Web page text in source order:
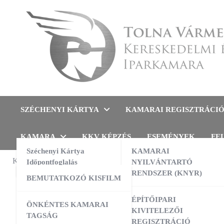
Tolna Vármegyei
SZÉCHENYI KÁRTYA
Széchenyi Kártya
Időpontfoglalás
KAMARAI REGISZTRÁCIÓ
KAMARAI
NYILVÁNTARTÓ
RENDSZER (KNYR)
ÉPÍTŐIPARI
KIVITELEZŐI
REGISZTRÁCIÓ
KAMARA
BEMUTATKOZÓ KISFILM
ÖNKÉNTES KAMARAI
TAGSÁG
KKV KÉPZÉS ESEMÉNYEK
A
KAMARAI ESEMÉNYEK
AI a nyelvtanulás szolgálatában –
gyakorlati workshop